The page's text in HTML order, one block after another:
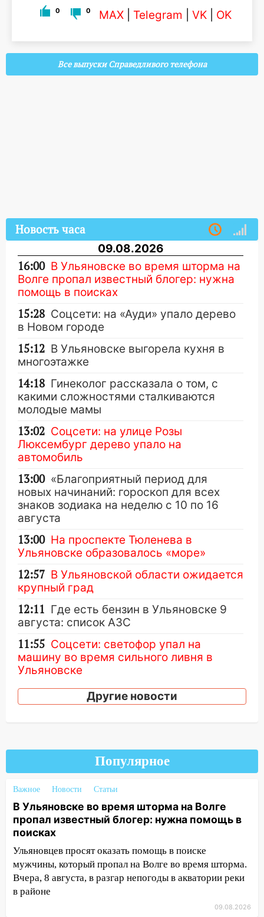
0 0 MAX Telegram VK OK
Все выпуски Справедливого телефона
Новость часа
09.08.2026
16:00 В Ульяновске во время шторма на
Волге пропал известный блогер: нужна
помощь в поисках
15:28 Соцсети: на «Ауди» упало дерево
в Новом городе
15:12 В Ульяновске выгорела кухня в
многоэтажке
14:18 Гинеколог рассказала о том, с
какими сложностями сталкиваются
молодые мамы
13:02 Соцсети: на улице Розы
Люксембург дерево упало на
автомобиль
13:00 «Благоприятный период для
новых начинаний: гороскоп для всех
знаков зодиака на неделю с 10 по 16
августа
13:00 На проспекте Тюленева в
Ульяновске образовалось «море»
12:57 В Ульяновской области ожидается
крупный град
12:11 Где есть бензин в Ульяновске 9
августа: список АЗС
11:55 Соцсети: светофор упал на
машину во время сильного ливня в
Ульяновске
11:00 В Ульяновской области люди в
СНТ сидят без света
Из-за ливня заблокировано
движение трамваев в Ульяновске
09:15
Ураган, изнасилование ребенка,
автоподставы и атака беспилотников:
важные итоги прошедшей недели в
Ульяновской области
08:20 В Ульяновске восстановили
трамвайную и троллейбусную
инфраструктуру после шторма.
Внимание! В Цильнинском районе
Другие новости
Популярное
Важное Новости Статьи
В Ульяновске во время шторма на Волге
пропал известный блогер: нужна помощь в
поисках
Ульяновцев просят оказать помощь в поиске
мужчины, который пропал на Волге во время шторма.
Вчера, 8 августа, в разгар непогоды в акватории реки
в районе
09.08.2026